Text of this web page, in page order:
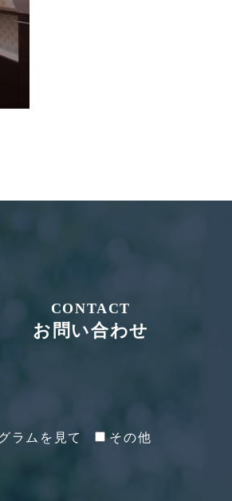
CONTACT
お問い合わせ
ラムを見て その他